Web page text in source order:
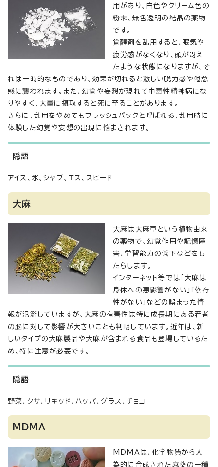
用があり、白色やクリーム色の
粉末、無色透明の結晶の薬物
です。
覚醒剤を乱用すると、眠気や
疲労感がなくなり、頭が冴え
たような状態になりますが、そ
れは一時的なものであり、効果が切れると激しい脱力感や倦怠
感に襲われます。また、幻覚や妄想が現れて中毒性精神病にな
りやすく、大量に摂取すると死に至ることがあります。
さらに、乱用をやめてもフラッシュバックと呼ばれる、乱用時に
体験した幻覚や妄想の出現に悩まされます。
隠語
アイス、氷、シャブ、エス、スピード
大麻
大麻は大麻草という植物由来
の薬物で、幻覚作用や記憶障
害、学習能力の低下などをも
たらします。
インターネット等では「大麻は
身体への悪影響がない」「依存
性がない」などの誤まった情
報が氾濫していますが、大麻の有害性は特に成長期にある若者
の脳に対して影響が大きいことも判明しています。近年は、新
しいタイプの大麻製品や大麻が含まれる食品も登場しているた
め、特に注意が必要です。
隠語
野菜、クサ、リキッド、ハッパ、グラス、チョコ
MDMA
MDMAは、化学物質から人
為的に合成された麻薬の一種